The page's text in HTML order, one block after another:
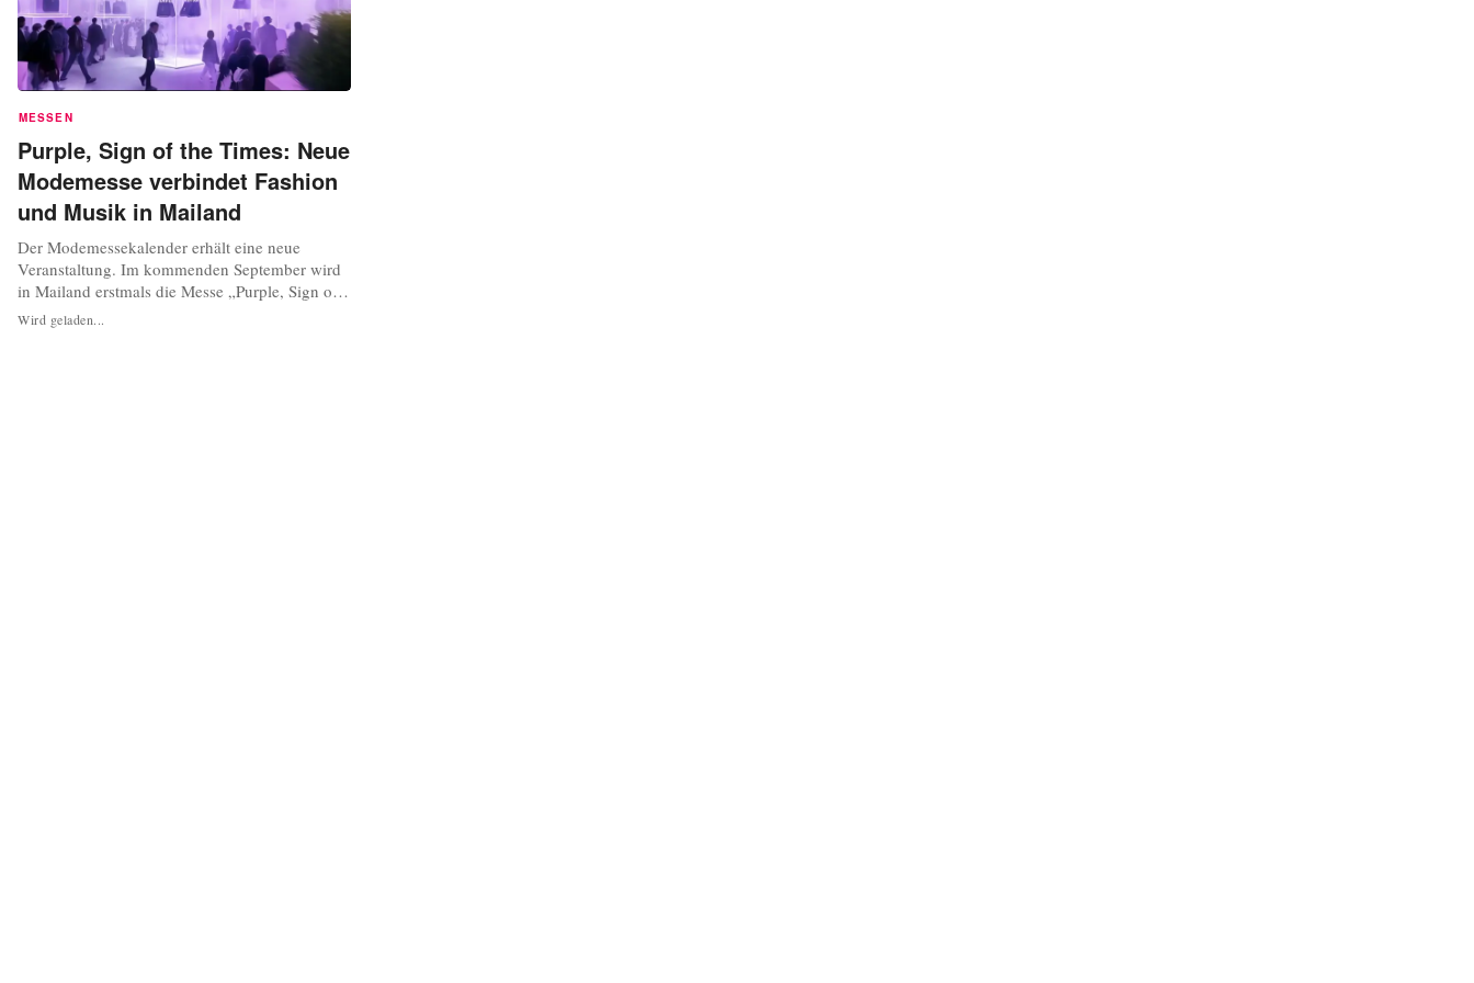
MESSEN
Purple, Sign of the Times: Neue
Modemesse verbindet Fashion
und Musik in Mailand
Der Modemessekalender erhält eine neue
Veranstaltung. Im kommenden September wird
in Mailand erstmals die Messe „Purple, Sign of
the Times“ stattfinden, wie die Veranstalter Fiera
Milano und Massimiliano Bizzi, Präsident von
Wird geladen...